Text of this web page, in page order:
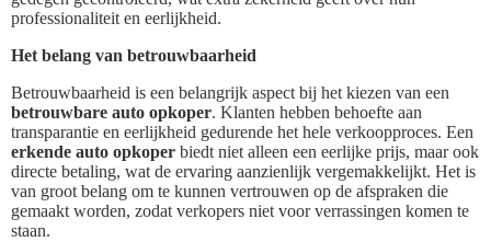
professionaliteit en eerlijkheid.
Het belang van betrouwbaarheid
Betrouwbaarheid is een belangrijk aspect bij het kiezen van een
betrouwbare auto opkoper. Klanten hebben behoefte aan
transparantie en eerlijkheid gedurende het hele verkoopproces. Een
erkende auto opkoper biedt niet alleen een eerlijke prijs, maar ook
directe betaling, wat de ervaring aanzienlijk vergemakkelijkt. Het is
van groot belang om te kunnen vertrouwen op de afspraken die
gemaakt worden, zodat verkopers niet voor verrassingen komen te
staan.